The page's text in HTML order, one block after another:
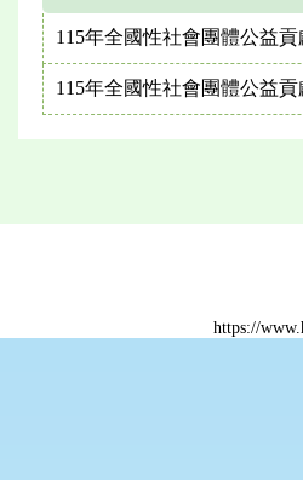
115年全國性社會團體公益
115年全國性社會團體公益
https://